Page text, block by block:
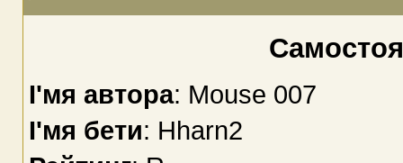
І'мя автора: Mouse 007
І'мя бети: Hharn2